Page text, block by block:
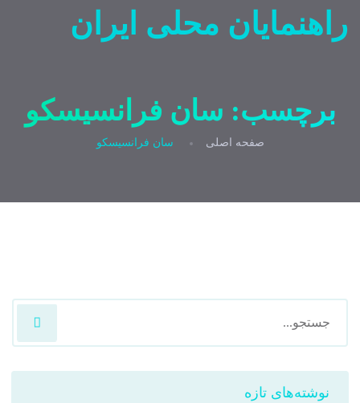
راهنمایان محلی ایران
برچسب: سان فرانسیسکو
صفحه اصلی سان فرانسیسکو
نوشته‌های تازه